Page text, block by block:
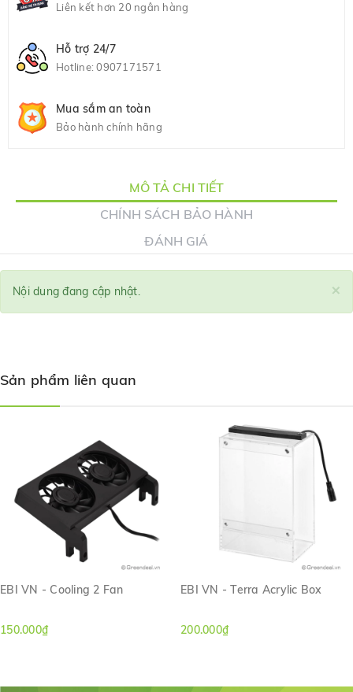
Liên kết hơn 20 ngân hàng
Hỗ trợ 24/7
Hotline:0907171571
Mua sắm an toàn
Bảo hành chính hãng
MÔ TẢ CHI TIẾT
CHÍNH SÁCH BẢO HÀNH
ĐÁNH GIÁ
×
Nội dung đang cập nhật.
Sản phẩm liên quan
EBI VN - Cooling 2 Fan
150.000₫
EBI VN - Terra Acrylic Box
200.000₫